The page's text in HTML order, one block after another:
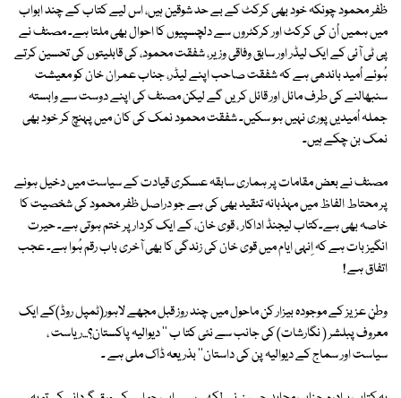
ظفر محمود چونکہ خود بھی کرکٹ کے بے حد شوقین ہیں، اس لیے کتاب کے چند ابواب
میں ہمیں اُن کی کرکٹ اور کرکٹروں سے دلچسپیوں کا احوال بھی ملتا ہے۔ مصنف نے
پی ٹی آئی کے ایک لیڈر اور سابق وفاقی وزیر، شفقت محمود، کی قابلیتوں کی تحسین کرتے
ہُوئے اُمید باندھی ہے کہ شفقت صاحب اپنے لیڈر، جناب عمران خان کو معیشت
سنبھالنے کی طرف مائل اور قائل کریں گے لیکن مصنف کی اپنے دوست سے وابستہ
جملہ اُمیدیں پوری نہیں ہو سکیں۔ شفقت محمود نمک کی کان میں پہنچ کر خود بھی
نمک بن چکے ہیں۔
مصنف نے بعض مقامات پر ہماری سابقہ عسکری قیادت کے سیاست میں دخیل ہونے
پر محتاط الفاظ میں مہذبانہ تنقید بھی کی ہے جو دراصل ظفر محمود کی شخصیت کا
خاصہ بھی ہے۔کتاب لیجنڈ اداکار ، قوی خان، کے ایک کردار پر ختم ہوتی ہے۔ حیرت
انگیز بات ہے کہ اِنہی ایام میں قوی خان کی زندگی کا بھی آخری باب رقم ہُوا ہے۔ عجب
اتفاق ہے !
وطنِ عزیز کے موجودہ بیزار کن ماحول میں چند روز قبل مجھے لاہور(ٹمپل روڈ)کے ایک
معروف پبلشر ( نگارشات) کی جانب سے نئی کتا ب '' دیوالیہ پاکستان؟...ریاست ،
سیاست اور سماج کے دیوالیہ پن کی داستان'' بذریعہ ڈاک ملی ہے ۔